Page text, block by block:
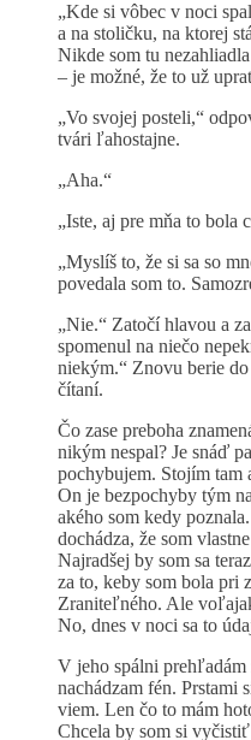
„Kde si vôbec v noci
a na stoličku, na ktorej
Nikde som tu
– je možné, že to už
„Vo svojej posteli,“
tvári ľahostajne.
„Aha.“
„Iste, aj pre mňa to bola
„Myslíš to, že si sa so
povedala som to.
„Nie.“ Zatočí hlavou a
spomenul na niečo
niekým.“ Znovu berie
čítaní.
Čo zase preboha
nikým nespal? Je snáď
pochybujem. Stojím tam
On je bezpochyby tým
akého som kedy
dochádza, že som
Najradšej by som sa
za to, keby som bola pri
Zraniteľného. Ale
No, dnes v noci sa to
V jeho spálni
nachádzam fén. Prstami
viem. Len čo to mám
Chcela by som si